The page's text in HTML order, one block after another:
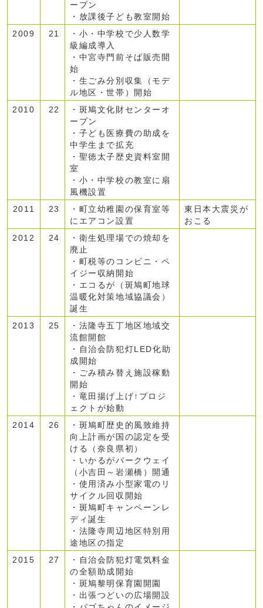
ープン
・放課後子ども教室開始
2009
21
・小・中学校で少人数学
級編成導入
・中宮寺門前そば販売開
始
・生ごみ分別収集（モデ
ル地区・世帯）開始
2010
22
・斑鳩文化財センターオ
ープン
・子ども医療費の助成を
中学生まで拡充
・聖徳太子歴史資料室開
室
・小・中学校の教室に扇
風機設置
2011
23
・町立幼稚園の保育室等
にエアコン設置
東日本大震災が
おこる
2012
24
・衛生処理場での焼却を
廃止
・町税等のコンビニ・ペ
イジー収納開始
・エコるが（斑鳩町地球
温暖化対策地域協議会）
誕生
2013
25
・法隆寺五丁地区地域交
流館開館
・自治会防犯灯LED化助
成開始
・ごみ積み替え施設稼動
開始
・竜田揚げ上げ↑プロジ
ェクトが始動
2014
26
・斑鳩町歴史的風致維持
向上計画が国の認定を受
ける（奈良県初）
・いかるがパークウェイ
（小吉田～岩瀬橋）開通
・使用済み小型家電のリ
サイクル回収開始
・斑鳩町キャンペーンレ
ディ誕生
・法隆寺周辺地区特別用
途地区の指定
2015
27
・自治会防犯灯電気料金
の全額助成開始
・斑鳩黎明保育園開園
・出張つどいの広場開設